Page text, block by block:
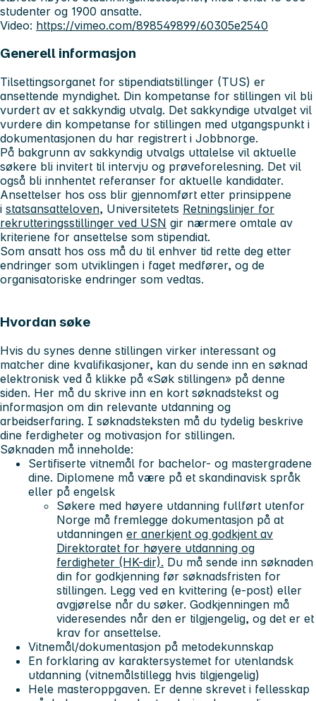
studenter og 1900 ansatte.
Video: https://vimeo.com/898549899/60305e2540
Generell informasjon
Tilsettingsorganet for stipendiatstillinger (TUS) er
ansettende myndighet. Din kompetanse for stillingen vil bli
vurdert av et sakkyndig utvalg. Det sakkyndige utvalget vil
vurdere din kompetanse for stillingen med utgangspunkt i
dokumentasjonen du har registrert i Jobbnorge.
På bakgrunn av sakkyndig utvalgs uttalelse vil aktuelle
søkere bli invitert til intervju og prøveforelesning. Det vil
også bli innhentet referanser for aktuelle kandidater.
Ansettelser hos oss blir gjennomført etter prinsippene
i statsansatteloven, Universitetets Retningslinjer for
rekrutteringsstillinger ved USN gir nærmere omtale av
kriteriene for ansettelse som stipendiat.
Som ansatt hos oss må du til enhver tid rette deg etter
endringer som utviklingen i faget medfører, og de
organisatoriske endringer som vedtas.
Hvordan søke
Hvis du synes denne stillingen virker interessant og
matcher dine kvalifikasjoner, kan du sende inn en søknad
elektronisk ved å klikke på «Søk stillingen» på denne
siden. Her må du skrive inn en kort søknadstekst og
informasjon om din relevante utdanning og
arbeidserfaring. I søknadsteksten må du tydelig beskrive
dine ferdigheter og motivasjon for stillingen.
Søknaden må inneholde:
Sertifiserte vitnemål for bachelor- og mastergradene
dine. Diplomene må være på et skandinavisk språk
eller på engelsk
Søkere med høyere utdanning fullført utenfor
Norge må fremlegge dokumentasjon på at
utdanningen er anerkjent og godkjent av
Direktoratet for høyere utdanning og
ferdigheter (HK-dir). Du må sende inn søknaden
din for godkjenning før søknadsfristen for
stillingen. Legg ved en kvittering (e-post) eller
avgjørelse når du søker. Godkjenningen må
videresendes når den er tilgjengelig, og det er et
krav for ansettelse.
Vitnemål/dokumentasjon på metodekunnskap
En forklaring av karaktersystemet for utenlandsk
utdanning (vitnemålstillegg hvis tilgjengelig)
Hele masteroppgaven. Er denne skrevet i fellesskap